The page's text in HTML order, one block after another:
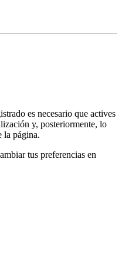
es necesario que actives
y, posteriormente, lo
la página.
tus preferencias en